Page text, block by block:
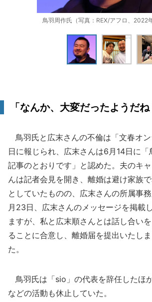
鳥羽周作氏（写真：REX/アフロ、2022
「なんか、大変だったようだね
鳥羽氏と広末さんの不倫は「文春オ
日に報じられ、広末さんは6月14日に
記事のとおりです」と認めた。夫のキ
んは記者会見を開き、離婚は避け家族
としていたものの、広末さんの所属事
月23日、広末さんのメッセージを掲載
ますが、私と広末順さんとは話し合い
ることに合意し、離婚届を提出いたし
た。
鳥羽氏は「sio」の代表を辞任したほ
などの活動も休止していた。